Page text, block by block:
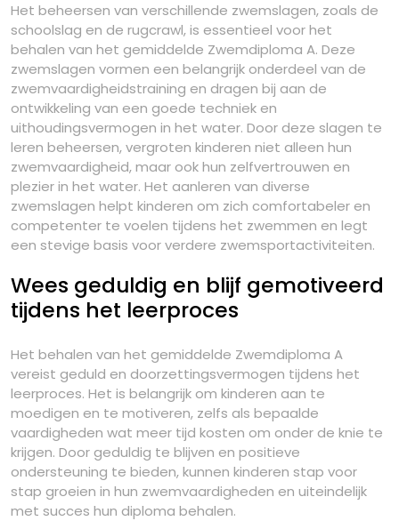
Het beheersen van verschillende zwemslagen, zoals de
schoolslag en de rugcrawl, is essentieel voor het
behalen van het gemiddelde Zwemdiploma A. Deze
zwemslagen vormen een belangrijk onderdeel van de
zwemvaardigheidstraining en dragen bij aan de
ontwikkeling van een goede techniek en
uithoudingsvermogen in het water. Door deze slagen te
leren beheersen, vergroten kinderen niet alleen hun
zwemvaardigheid, maar ook hun zelfvertrouwen en
plezier in het water. Het aanleren van diverse
zwemslagen helpt kinderen om zich comfortabeler en
competenter te voelen tijdens het zwemmen en legt
een stevige basis voor verdere zwemsportactiviteiten.
Wees geduldig en blijf gemotiveerd
tijdens het leerproces
Het behalen van het gemiddelde Zwemdiploma A
vereist geduld en doorzettingsvermogen tijdens het
leerproces. Het is belangrijk om kinderen aan te
moedigen en te motiveren, zelfs als bepaalde
vaardigheden wat meer tijd kosten om onder de knie te
krijgen. Door geduldig te blijven en positieve
ondersteuning te bieden, kunnen kinderen stap voor
stap groeien in hun zwemvaardigheden en uiteindelijk
met succes hun diploma behalen.